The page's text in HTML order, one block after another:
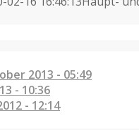
2013 - 05:49
- 10:36
- 12:14